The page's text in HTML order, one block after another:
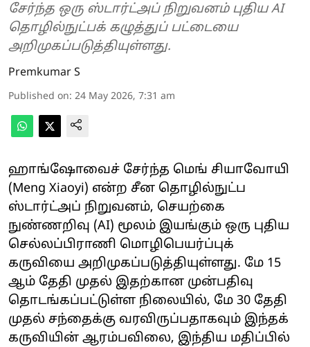
சேர்ந்த ஒரு ஸ்டார்ட்அப் நிறுவனம் புதிய AI
தொழில்நுட்பக் கழுத்துப் பட்டையை
அறிமுகப்படுத்தியுள்ளது.
Premkumar S
Published on: 24 May 2026, 7:31 am
ஹாங்ஷோவைச் சேர்ந்த மெங் சியாவோயி
(Meng Xiaoyi) என்ற சீன தொழில்நுட்ப
ஸ்டார்ட்அப் நிறுவனம், செயற்கை
நுண்ணறிவு (AI) மூலம் இயங்கும் ஒரு புதிய
செல்லப்பிராணி மொழிபெயர்ப்புக்
கருவியை அறிமுகப்படுத்தியுள்ளது. மே 15
ஆம் தேதி முதல் இதற்கான முன்பதிவு
தொடங்கப்பட்டுள்ள நிலையில், மே 30 தேதி
முதல் சந்தைக்கு வரவிருப்பதாகவும் இந்தக்
கருவியின் ஆரம்பவிலை, இந்திய மதிப்பில்